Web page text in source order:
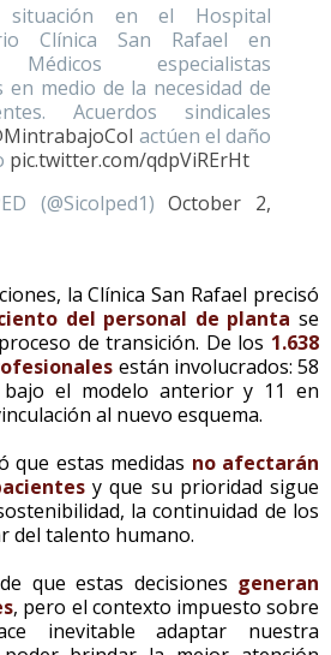
situación en el Hospital
Clínica San Rafael en
especialistas
en medio de la necesidad de
Acuerdos sindicales
actúen el daño
pic.twitter.com/qdpViRErHt
(@Sicolped1)October 2,
la Clínica San Rafael precisó
del personal de planta se
de transición. De los 1.638
están involucrados: 58
el modelo anterior y 11 en
al nuevo esquema.
que estas medidas no afectarán
y que su prioridad sigue
la continuidad de los
del talento humano.
que estas decisiones generan
, pero el contexto impuesto sobre
inevitable adaptar nuestra